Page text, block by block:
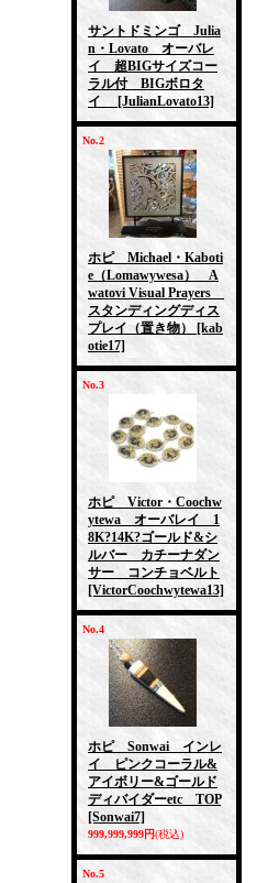
サントドミンゴ Julia
n・Lovato オーバレ
イ 超BIGサイズコー
ラル付 BIGボロタ
イ
[JulianLovato13]
No.2
ホピ Michael・Kaboti
e（Lomawywesa） A
watovi Visual Prayers
スタンディングディス
プレイ（置き物）
[kab
otie17]
No.3
ホピ Victor・Coochw
ytewa オーバレイ 1
8K?14K?ゴールド&シ
ルバー カチーナダン
サー コンチョベルト
[VictorCoochwytewa13]
No.4
ホピ Sonwai インレ
イ ピンクコーラル&
アイボリー&ゴールド
ディバイダーetc TOP
[Sonwai7]
999,999,999円(税込)
No.5